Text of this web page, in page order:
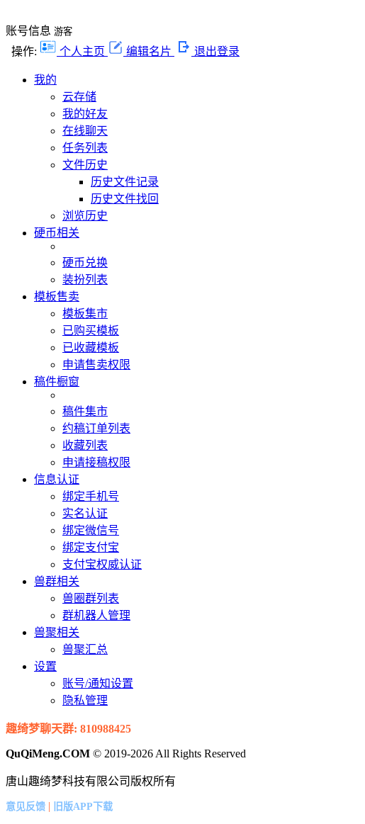
账号信息 游客
操作: 个人主页 编辑名片 退出登录
我的
云存储
我的好友
在线聊天
任务列表
文件历史
历史文件记录
历史文件找回
浏览历史
硬币相关
硬币兑换
装扮列表
模板售卖
模板集市
已购买模板
已收藏模板
申请售卖权限
稿件橱窗
稿件集市
约稿订单列表
收藏列表
申请接稿权限
信息认证
绑定手机号
实名认证
绑定微信号
绑定支付宝
支付宝权威认证
兽群相关
兽圈群列表
群机器人管理
兽聚相关
兽聚汇总
设置
账号/通知设置
隐私管理
趣绮梦聊天群: 810988425
QuQiMeng.COM © 2019-2026 All Rights Reserved
唐山趣绮梦科技有限公司版权所有
意见反馈 | 旧版APP下载